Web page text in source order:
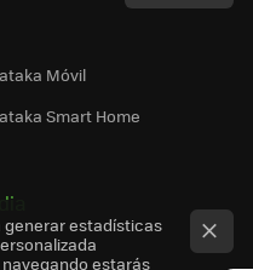
Móvil
Smart Home
generar estadísticas
estarás